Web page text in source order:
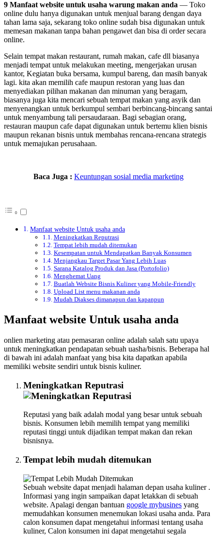
9 Manfaat website untuk usaha warung makan anda — Toko
online dulu hanya digunakan untuk menjual barang dengan daya
tahan lama saja, sekarang toko online sudah bisa digunakan untuk
memesan makanan tanpa bahan pengawet dan bisa di order secara
online.
Selain tempat makan restaurant, rumah makan, cafe dll biasanya
menjadi tempat untuk melakukan meeting, mengerjakan urusan
kantor, Kegiatan buka bersama, kumpul bareng, dan masih banyak
lagi. kita akan memilih cafe maupun restoran yang luas dan
menyediakan pilihan makanan dan minuman yang beragam,
biasanya juga kita mencari sebuah tempat makan yang asyik dan
menyenangkan untuk berkumpul sembari berbincang-bincang santai
untuk menyambung tali persaudaraan. Bagi sebagian orang,
restauran maupun cafe dapat digunakan untuk bertemu klien bisnis
maupun rekanan bisnis untuk membahas rencana-rencana strategis
untuk memajukan perusahaan.
Baca Juga : Keuntungan sosial media marketing
Manfaat website Untuk usaha anda
Meningkatkan Reputrasi
Tempat lebih mudah ditemukan
Kesempatan untuk Mendapatkan Banyak Konsumen
Menjangkau Target Pasar Yang Lebih Luas
Sarana Katalog Produk dan Jasa (Portofolio)
Menghemat Uang
Buatlah Website Bisnis Kuliner yang Mobile-Friendly
Upload List menu makanan anda
Mudah Diakses dimanapun dan kapanpun
Manfaat website Untuk usaha anda
onlien marketing atau pemasaran online adalah salah satu upaya
untuk meningkatkan pendapatan sebuah uasha/bisnis. Beberapa hal
di bawah ini adalah manfaat yang bisa kita dapatkan apabila
memiliki website sendiri untuk bisnis kuliner.
Meningkatkan Reputrasi
Reputasi yang baik adalah modal yang besar untuk sebuah
bisnis. Konsumen lebih memilih tempat yang memiliki
reputasi tinggi untuk dijadikan tempat makan dan rekan
bisnisnya.
Tempat lebih mudah ditemukan
Sebuah website dapat menjadi halaman depan usaha kuliner .
Informasi yang ingin sampaikan dapat letakkan di sebuah
website. Apalagi dengan bantuan google mybusines yang
memudahkan konsumen menemukan lokasi usaha anda. Para
calon konsumen dapat mengetahui informasi tentang usaha
kuliner, Calon konsumen ini dapat mengetahui segala